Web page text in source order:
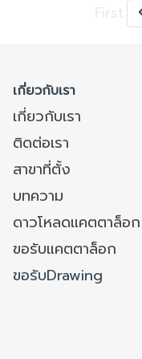
เกี่ยวกับเรา
เกี่ยวกับเรา
ติดต่อเรา
สาขาที่ตั้ง
บทความ
ดาวโหลดแคตตาล็อก
ขอรับแคตตาล็อก
ขอรับDrawing